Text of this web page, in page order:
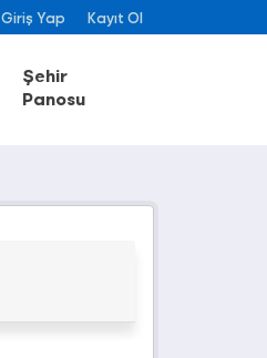
Giriş Yap Kayıt Ol
Şehir
Panosu